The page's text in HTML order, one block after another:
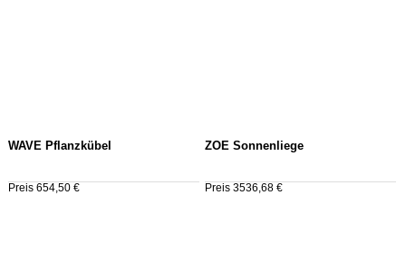
WAVE Pflanzkübel
Preis 654,50 €
ZOE Sonnenliege
Preis 3536,68 €